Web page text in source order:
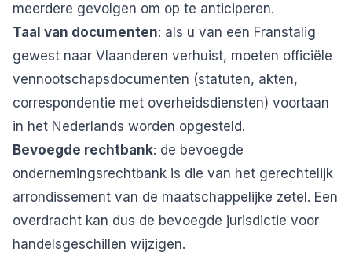
meerdere gevolgen om op te anticiperen.
Taal van documenten: als u van een Franstalig
gewest naar Vlaanderen verhuist, moeten officiële
vennootschapsdocumenten (statuten, akten,
correspondentie met overheidsdiensten) voortaan
in het Nederlands worden opgesteld.
Bevoegde rechtbank: de bevoegde
ondernemingsrechtbank is die van het gerechtelijk
arrondissement van de maatschappelijke zetel. Een
overdracht kan dus de bevoegde jurisdictie voor
handelsgeschillen wijzigen.